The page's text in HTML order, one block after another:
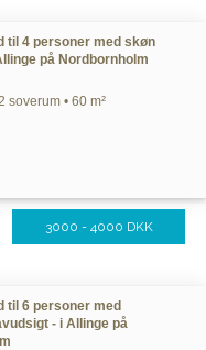
til 4 personer med skøn
på Nordbornholm
soverum • 60 m²
3000 - 4000 DKK
til 6 personer med
- i Allinge på